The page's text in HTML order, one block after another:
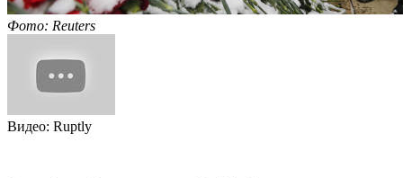
Фото: Reuters
Видео: Ruptly